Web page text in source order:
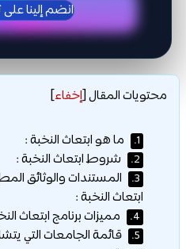
انضم إلينا على
محتويات المقال[إخفاء]
1. ما هو ابتعاث النخبة :
2. شروط ابتعاث النخبة :
3.
المستندات والوثائق
ابتعاث النخبة :
4. مميزات برنامج ابتعاث
5.
قائمة الجامعات التي